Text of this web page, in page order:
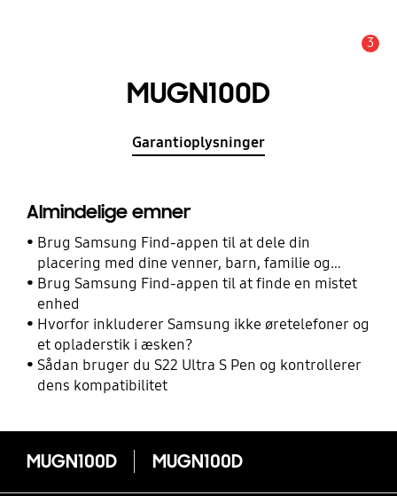
3
MUGN100D
Garantioplysninger
Almindelige emner
Brug Samsung Find-appen til at dele din
placering med dine venner, barn, familie og
andre kontakter
Brug Samsung Find-appen til at finde en mistet
enhed
Hvorfor inkluderer Samsung ikke øretelefoner og
et opladerstik i æsken?
Sådan bruger du S22 Ultra S Pen og kontrollerer
dens kompatibilitet
MUGN100D MUGN100D